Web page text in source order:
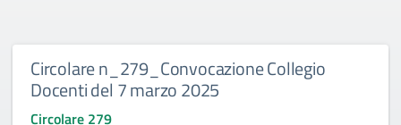
Circolare n_279_Convocazione Collegio
Docenti del 7 marzo 2025
Circolare 279